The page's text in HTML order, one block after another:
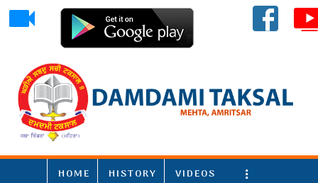
HOME HISTORY VIDEOS More